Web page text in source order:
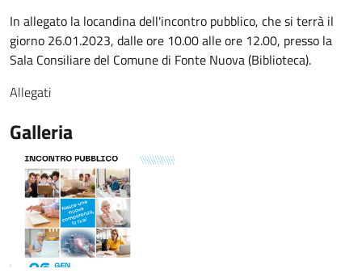
In allegato la locandina dell'incontro pubblico, che si terrà il
giorno 26.01.2023, dalle ore 10.00 alle ore 12.00, presso la
Sala Consiliare del Comune di Fonte Nuova (Biblioteca).
Allegati
Galleria